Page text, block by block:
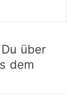
über
dem